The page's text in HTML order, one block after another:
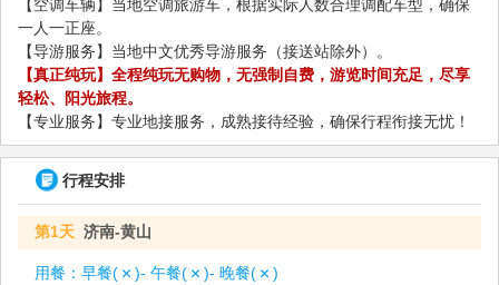
【空调车辆】当地空调旅游车，根据实际人数合理调配车型，确保
一人一正座。
【导游服务】当地中文优秀导游服务（接送站除外）。
【真正纯玩】全程纯玩无购物，无强制自费，游览时间充足，尽享
轻松、阳光旅程。
【专业服务】专业地接服务，成熟接待经验，确保行程衔接无忧！
行程安排
第1天 济南-黄山
用餐： 早餐( )- 午餐( )- 晚餐(
)